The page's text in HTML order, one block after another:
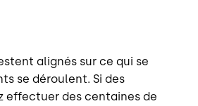
alignés sur ce qui se
se déroulent. Si des
effectuer des centaines de